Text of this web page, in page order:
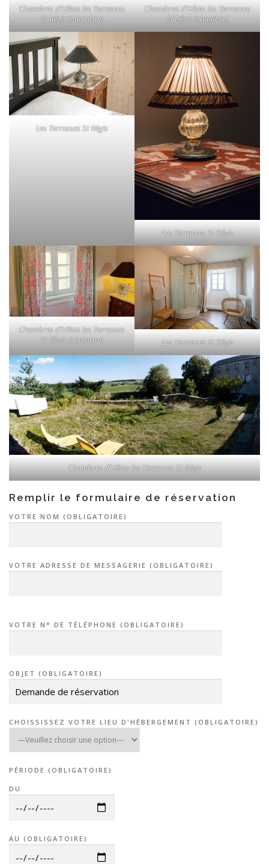
Chambres d’Hôtes les Terrasses
St Régis (chambre)
Chambres d’Hôtes les Terrasses
St Régis (chambre)
Les Terrasses St Régis
Les Terrasses St Régis
Chambres d’Hôtes les Terrasses
St Régis (chambre)
Les Terrasses St Régis
Chambres d’Hôtes les Terrasses St Régis
Remplir le formulaire de réservation
VOTRE NOM (OBLIGATOIRE)
VOTRE ADRESSE DE MESSAGERIE (OBLIGATOIRE)
VEUILLEZ LAISSER CE CHAMP VIDE.
VOTRE N° DE TÉLÉPHONE (OBLIGATOIRE)
OBJET (OBLIGATOIRE)
CHOISSISSEZ VOTRE LIEU D'HÉBERGEMENT (OBLIGATOIRE)
PÉRIODE (OBLIGATOIRE)
DU
AU (OBLIGATOIRE)